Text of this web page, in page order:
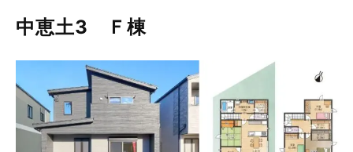
中恵土3 Ｆ棟